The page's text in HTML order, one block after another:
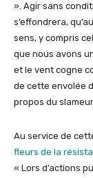
». Agir sans
s’effondrera,
sens, y compris
que nous avons
et le vent cogne
de cette envolée
propos du
Au service de
fleurs de la
« Lors d’actions